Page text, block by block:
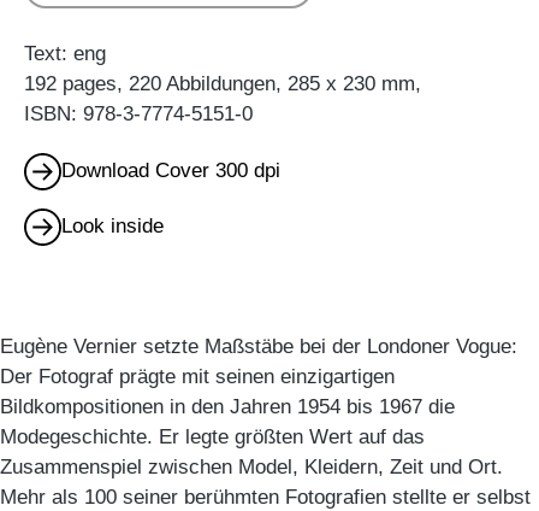
Text: eng
192 pages, 220 Abbildungen, 285 x 230 mm,
ISBN: 978-3-7774-5151-0
Download Cover 300 dpi
Look inside
Eugène Vernier setzte Maßstäbe bei der Londoner Vogue:
Der Fotograf prägte mit seinen einzigartigen
Bildkompositionen in den Jahren 1954 bis 1967 die
Modegeschichte. Er legte größten Wert auf das
Zusammenspiel zwischen Model, Kleidern, Zeit und Ort.
Mehr als 100 seiner berühmten Fotografien stellte er selbst